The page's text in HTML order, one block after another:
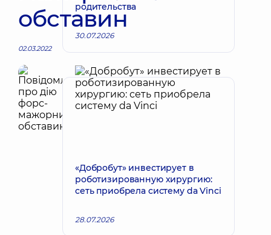
обставин
02.03.2022
родительства
30.07.2026
«Добробут» инвестирует в
роботизированную хирургию:
сеть приобрела систему da Vinci
28.07.2026